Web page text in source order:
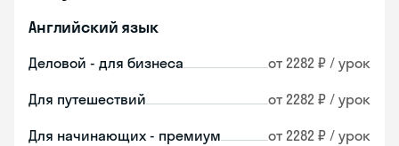
Английский язык
Деловой - для бизнеса от 2282 ₽ / урок
Для путешествий от 2282 ₽ / урок
Для начинающих - премиум от 2282 ₽ / урок